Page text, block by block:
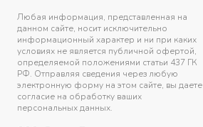
Любая информация, представленная на
данном сайте, носит исключительно
информационный характер и ни при каких
условиях не является публичной офертой,
определяемой положениями статьи 437 ГК
РФ. Отправляя сведения через любую
электронную форму на этом сайте, вы даете
согласие на обработку ваших
персональных данных.